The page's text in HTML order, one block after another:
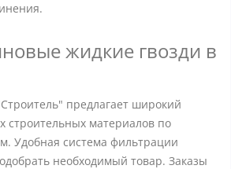
жидкие гвозди в
предлагает широкий
строительных материалов по
Удобная система фильтрации
необходимый товар. Заказы